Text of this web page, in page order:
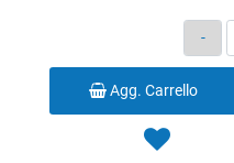
Agg. Carrello